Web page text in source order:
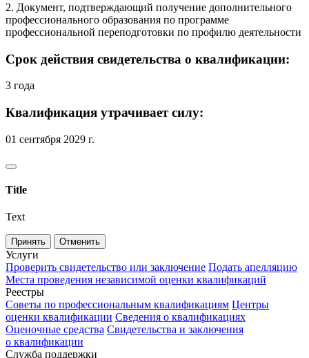
2. Документ, подтверждающий получение дополнительного
профессионального образования по программе
профессиональной переподготовки по профилю деятельности
Срок действия свидетельства о квалификации:
3 года
Квалификация утрачивает силу:
01 сентября 2029 г.
Title
Text
Принять Отменить
Услуги
Проверить свидетельство или заключение Подать апелляцию
Места проведения независимой оценки квалификаций
Реестры
Советы по профессиональным квалификациям Центры
оценки квалификации Сведения о квалификациях
Оценочные средства Свидетельства и заключения
о квалификации
Служба поддержки